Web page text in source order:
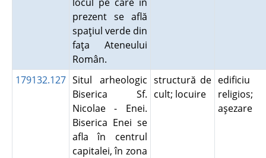
prezent se află
spaţiul verde din
faţa Ateneului
Român.
179132.127 Situl arheologic
Biserica Sf.
Nicolae - Enei.
Biserica Enei se
afla în centrul
capitalei, în zona
structură de
cult; locuire
edificiu
religios;
aşezare